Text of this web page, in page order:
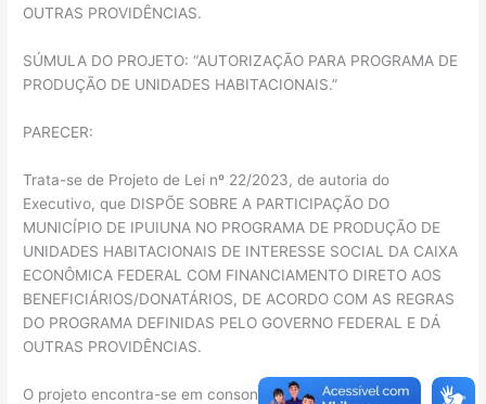
OUTRAS PROVIDÊNCIAS.
SÚMULA DO PROJETO: “AUTORIZAÇÃO PARA PROGRAMA DE
PRODUÇÃO DE UNIDADES HABITACIONAIS.”
PARECER:
Trata-se de Projeto de Lei nº 22/2023, de autoria do
Executivo, que DISPÕE SOBRE A PARTICIPAÇÃO DO
MUNICÍPIO DE IPUIUNA NO PROGRAMA DE PRODUÇÃO DE
UNIDADES HABITACIONAIS DE INTERESSE SOCIAL DA CAIXA
ECONÔMICA FEDERAL COM FINANCIAMENTO DIRETO AOS
BENEFICIÁRIOS/DONATÁRIOS, DE ACORDO COM AS REGRAS
DO PROGRAMA DEFINIDAS PELO GOVERNO FEDERAL E DÁ
OUTRAS PROVIDÊNCIAS.
O projeto encontra-se em consonância com nosso